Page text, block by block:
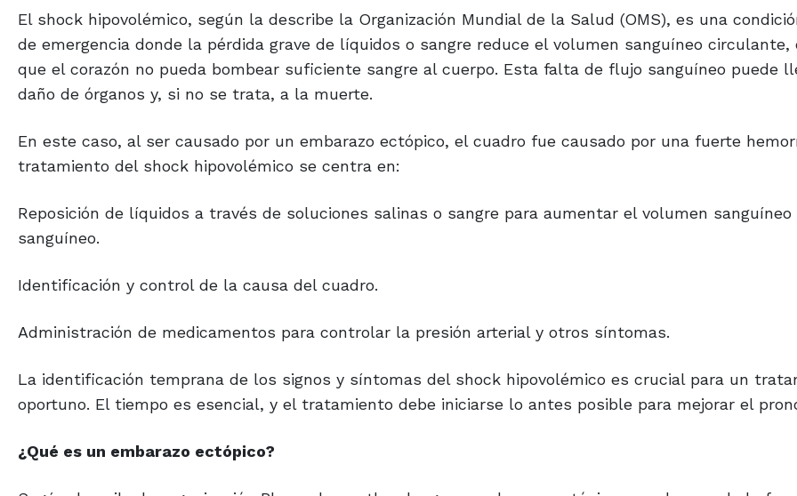
El shock hipovolémico, según la describe la Organización Mundial de la Salud (OMS), es una
de emergencia donde la pérdida grave de líquidos o sangre reduce el volumen sanguíneo circulante,
que el corazón no pueda bombear suficiente sangre al cuerpo. Esta falta de flujo sanguíneo puede
daño de órganos y, si no se trata, a la muerte.
En este caso, al ser causado por un embarazo ectópico, el cuadro fue causado por una fuerte
tratamiento del shock hipovolémico se centra en:
Reposición de líquidos a través de soluciones salinas o sangre para aumentar el volumen
sanguíneo.
Identificación y control de la causa del cuadro.
Administración de medicamentos para controlar la presión arterial y otros síntomas.
La identificación temprana de los signos y síntomas del shock hipovolémico es crucial para un
oportuno. El tiempo es esencial, y el tratamiento debe iniciarse lo antes posible para mejorar el
¿Qué es un embarazo ectópico?